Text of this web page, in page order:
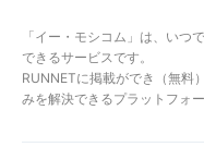
「イー・モシコム」は、いつ
できるサービスです。
RUNNETに掲載ができ（無料
みを解決できるプラットフォー